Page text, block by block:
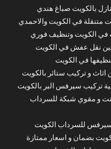
بالكويت صباغ هندي
متنقلة في الكويت والاحمدي
الكويت وتنظيف فوري
نقل عفش في الكويت
في الكويت
و تركيب ستائر بالكويت
تركيب سيرفس البر بالكويت
و مقوي شبكة للسرداب
للسرداب الكويت
بضمان و اسعار ممتازة